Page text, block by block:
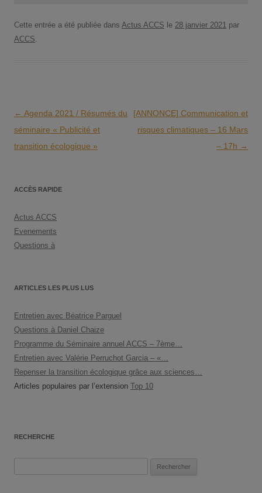
Cette entrée a été publiée dans Actus ACCS le 28 janvier 2021 par
ACCS.
Navigation
des
articles
← Agenda 2021 / Résumés du
séminaire « Publicité et
transition écologique »
[ANNONCE] Communication et
risques climatiques – 16 Mars
– 17h →
ACCÈS RAPIDE
Actus ACCS
Evenements
Questions à
ARTICLES LES PLUS LUS
Entretien avec Béatrice Parguel
Questions à Daniel Chaize
Programme du Séminaire annuel ACCS – 7ème…
Entretien avec Valérie Perruchot Garcia – «…
Repenser la transition écologique grâce aux sciences…
Articles populaires par l’extension Top 10
RECHERCHE